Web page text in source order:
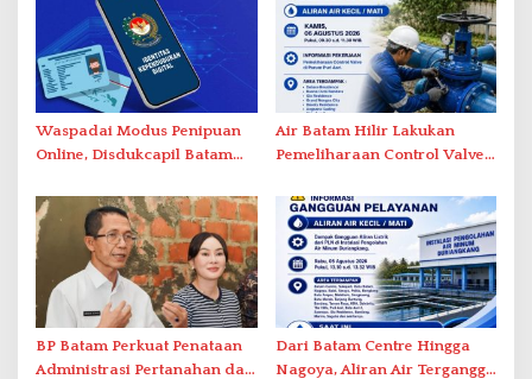
Waspadai Modus Penipuan
Online, Disdukcapil Batam
Tatap Muka
Air Batam Hilir Lakukan
Pemeliharaan Control Valve,
BP Batam Perkuat Penataan
Administrasi Pertanahan dan
Dari Batam Centre Hingga
Nagoya, Aliran Air Terganggu